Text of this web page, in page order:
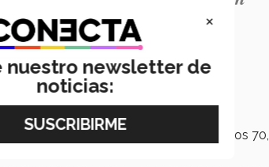
de
en la década de los 70,
×
nuestro newsletter de
noticias: